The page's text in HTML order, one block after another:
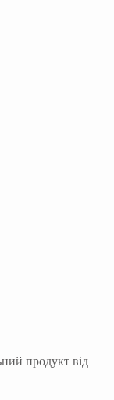
продукт від